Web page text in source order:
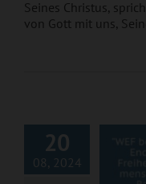
Seines Christus,
von Gott mit uns,
20
08, 2024